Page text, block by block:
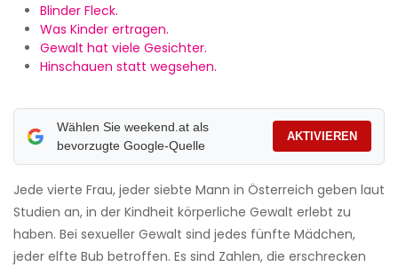
Blinder Fleck.
Was Kinder ertragen.
Gewalt hat viele Gesichter.
Hinschauen statt wegsehen.
Wählen Sie weekend.at als
bevorzugte Google-Quelle
AKTIVIEREN
Jede vierte Frau, jeder siebte Mann in Österreich geben laut
Studien an, in der Kindheit körperliche Gewalt erlebt zu
haben. Bei ­sexueller Gewalt sind jedes fünfte Mädchen,
jeder elfte Bub betroffen. Es sind Zahlen, die erschrecken